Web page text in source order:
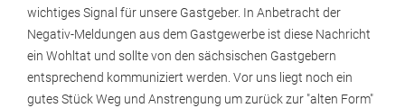
wichtiges Signal für unsere Gastgeber. In Anbetracht der
Negativ-Meldungen aus dem Gastgewerbe ist diese Nachricht
ein Wohltat und sollte von den sächsischen Gastgebern
entsprechend kommuniziert werden. Vor uns liegt noch ein
gutes Stück Weg und Anstrengung um zurück zur "alten Form"